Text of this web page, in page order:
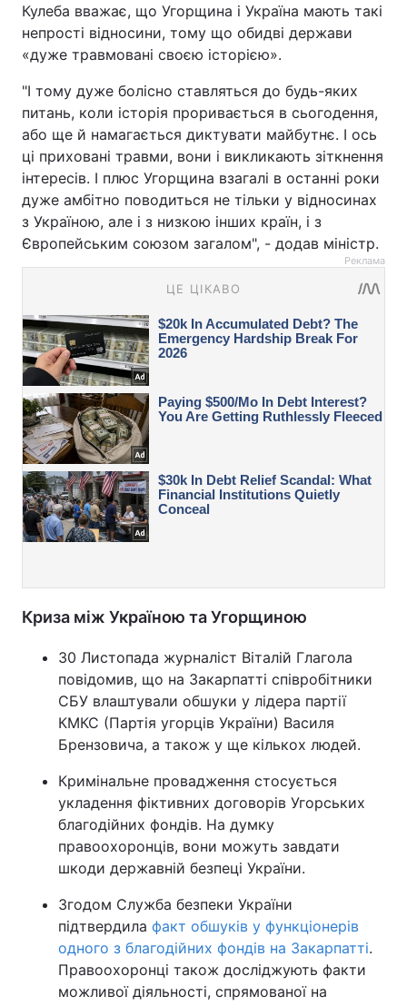
Кулеба вважає, що Угорщина і Україна мають такі
непрості відносини, тому що обидві держави
«дуже травмовані своєю історією».
"І тому дуже болісно ставляться до будь-яких
питань, коли історія проривається в сьогодення,
або ще й намагається диктувати майбутнє. І ось
ці приховані травми, вони і викликають зіткнення
інтересів. І плюс Угорщина взагалі в останні роки
дуже амбітно поводиться не тільки у відносинах
з Україною, але і з низкою інших країн, і з
Європейським союзом загалом", - додав міністр.
Реклама
Криза між Україною та Угорщиною
30 Листопада журналіст Віталій Глагола
повідомив, що на Закарпатті співробітники
СБУ влаштували обшуки у лідера партії
КМКС (Партія угорців України) Василя
Брензовича, а також у ще кількох людей.
Кримінальне провадження стосується
укладення фіктивних договорів Угорських
благодійних фондів. На думку
правоохоронців, вони можуть завдати
шкоди державній безпеці України.
Згодом Служба безпеки України
підтвердила факт обшуків у функціонерів
одного з благодійних фондів на Закарпатті.
Правоохоронці також досліджують факти
можливої діяльності, спрямованої на